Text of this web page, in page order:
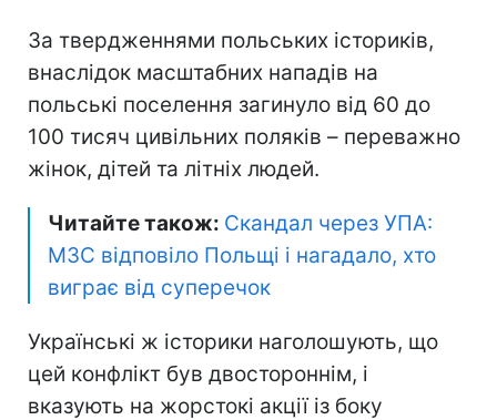
За твердженнями польських істориків,
внаслідок масштабних нападів на
польські поселення загинуло від 60 до
100 тисяч цивільних поляків – переважно
жінок, дітей та літніх людей.
Читайте також: Скандал через УПА:
МЗС відповіло Польщі і нагадало, хто
виграє від суперечок
Українські ж історики наголошують, що
цей конфлікт був двостороннім, і
вказують на жорстокі акції із боку